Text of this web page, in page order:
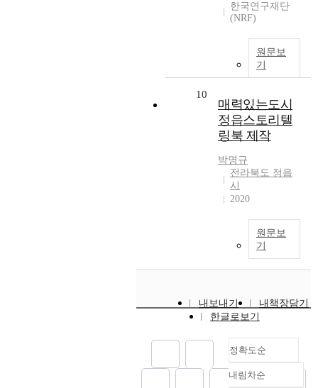
한국연구재단
(NRF)
원문보
기
10
매력있는도시
정읍스토리텔
링북 제작
박명규
전라북도 정읍
시
2020
원문보
기
내보내기
내책장담기
한글로보기
정확도순
정확도
내림차순